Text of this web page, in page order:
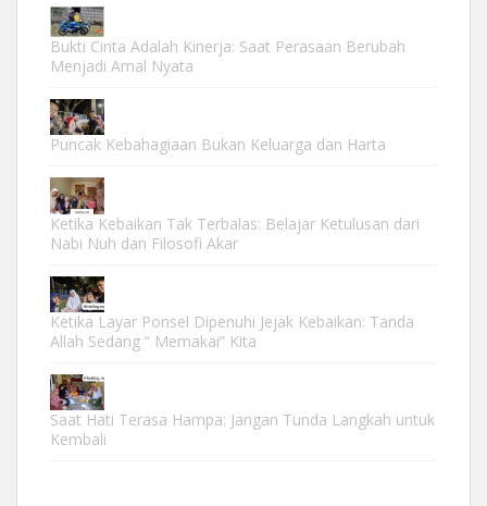
Bukti Cinta Adalah Kinerja: Saat Perasaan Berubah
Menjadi Amal Nyata
Puncak Kebahagiaan Bukan Keluarga dan Harta
Ketika Kebaikan Tak Terbalas: Belajar Ketulusan dari
Nabi Nuh dan Filosofi Akar
Ketika Layar Ponsel Dipenuhi Jejak Kebaikan: Tanda
Allah Sedang “ Memakai” Kita
Saat Hati Terasa Hampa: Jangan Tunda Langkah untuk
Kembali